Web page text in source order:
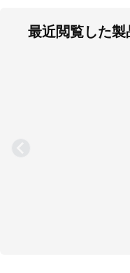
最近閲覧した製